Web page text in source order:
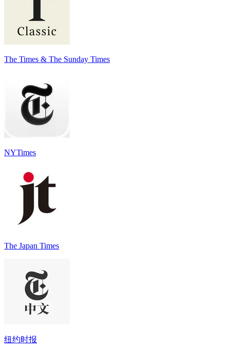
The Times & The Sunday Times
NYTimes
The Japan Times
纽约时报